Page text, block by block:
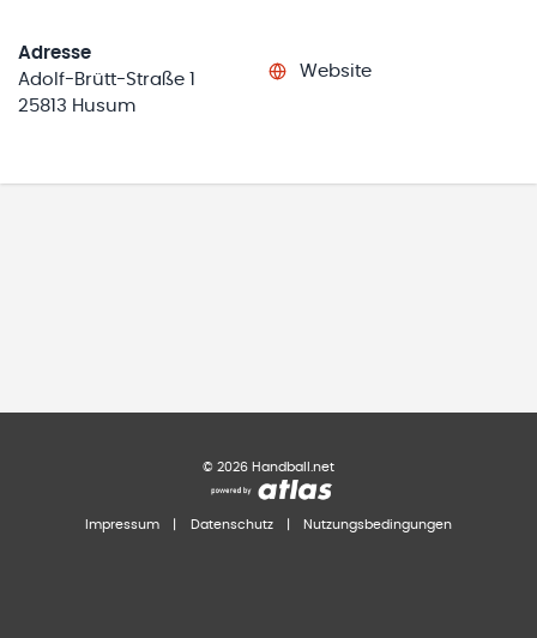
Adresse
Adolf-Brütt-Straße 1
25813 Husum
Website
© 2026 Handball.net
Impressum Datenschutz Nutzungsbedingungen